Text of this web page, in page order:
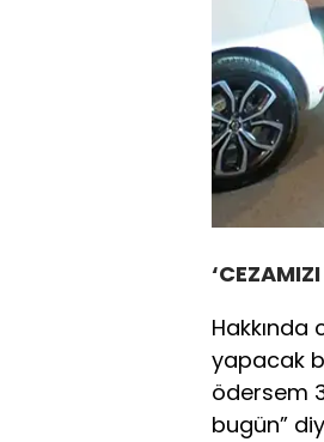
Hakkında
yapacak
ödersem
bugün”